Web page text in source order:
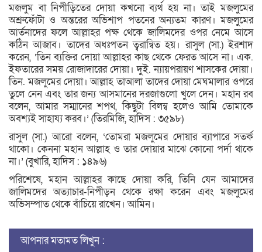
মজলুম বা নিপীড়িতের দোয়া কখনো ব্যর্থ হয় না। তাই মজলুমের
অশ্রুফোঁটা ও অন্তরের অভিশাপ পতনের অন্যতম কারণ। মজলুমের
আর্তনাদের ফলে আল্লাহর পক্ষ থেকে জালিমদের ওপর নেমে আসে
কঠিন আজাব। তাদের অধঃপতন ত্বরান্বিত হয়। রাসুল (সা.) ইরশাদ
করেন, ‘তিন ব্যক্তির দোয়া আল্লাহর কাছ থেকে ফেরত আসে না। এক.
ইফতারের সময় রোজাদারের দোয়া। দুই. ন্যায়পরায়ণ শাসকের দোয়া।
তিন. মজলুমের দোয়া। আল্লাহ তাআলা তাদের দোয়া মেঘমালার ওপরে
তুলে নেন এবং তার জন্য আসমানের দরজাগুলো খুলে দেন। মহান রব
বলেন, আমার সম্মানের শপথ, কিছুটা বিলম্ব হলেও আমি তোমাকে
অবশ্যই সাহায্য করব।’ (তিরমিজি, হাদিস : ৩৫৯৮)
রাসুল (সা.) আরো বলেন, ‘তোমরা মজলুমের দোয়ার ব্যাপারে সতর্ক
থাকো। কেননা মহান আল্লাহ ও তার দোয়ার মাঝে কোনো পর্দা থাকে
না।’ (বুখারি, হাদিস : ১৪৯৬)
পরিশেষে, মহান আল্লাহর কাছে দোয়া করি, তিনি যেন আমাদের
জালিমদের অত্যাচার-নিপীড়ন থেকে রক্ষা করেন এবং মজলুমের
অভিসম্পাত থেকে বাঁচিয়ে রাখেন। আমিন।
আপনার মতামত লিখুন :